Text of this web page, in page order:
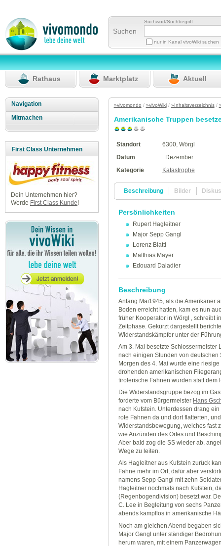
Suchen
Suchwort/Suchbegriff
nur in Kanal vivoWiki suchen
Rathaus Marktplatz Aktuell
Navigation
Mitmachen
First Class Unternehmen
Dein Unternehmen hier?
Werde First Class Kunde!
»vivomondo / »vivoWiki/ »Inhaltsverzeichnis/
Amerikanische Truppen
Standort
6300, Wörgl
Datum
. Dezember
Kategorie
Katastrophe
Beschreibung Bilder
Persönlichkeiten
Rupert Hagleitner
Major Sepp Gangl
Lorenz Blattl
Matthias Mayer
Edouard Daladier
Beschreibung
Anfang Mai1945, als die Amerikaner
Boden erreicht hatten, kam es nun
früher Kooperator in Wörgl , schreibt
Zeitphase. Gekürzt dargestellt
Widerstandskämpfer unter der
Am 3. Mai besetzte Schlossermeister
nach einigen Stunden von
Morgen des 4. Mai wurde eine
drohenden amerikanischen
tirolerische Fahnen wurden statt dem
Die Widerstandsgruppe bezog im
forderte vom Bürgermeister Hans
nach Kufstein. Unterdessen drang
rote Fahnen da und dort flatterten,
Widerstandsbewegung, welches fast
wie Anzünden des Ortes und
Aber bald zog die SS wieder ab,
Wege zu leiten.
Als Hagleitner aus Kufstein zurück
Fahne mehr im Ort, dafür aber
namens Sepp Gangl mit zehn
Hagleitner nochmals nach Kufstein,
(Regenbogendivision) besetzt war.
C. Lee in Begleitung von sechs
abends kampflos in amerikanische
Noch am gleichen Abend begaben
Major Gangl unter ständiger
herum waren, mit einem